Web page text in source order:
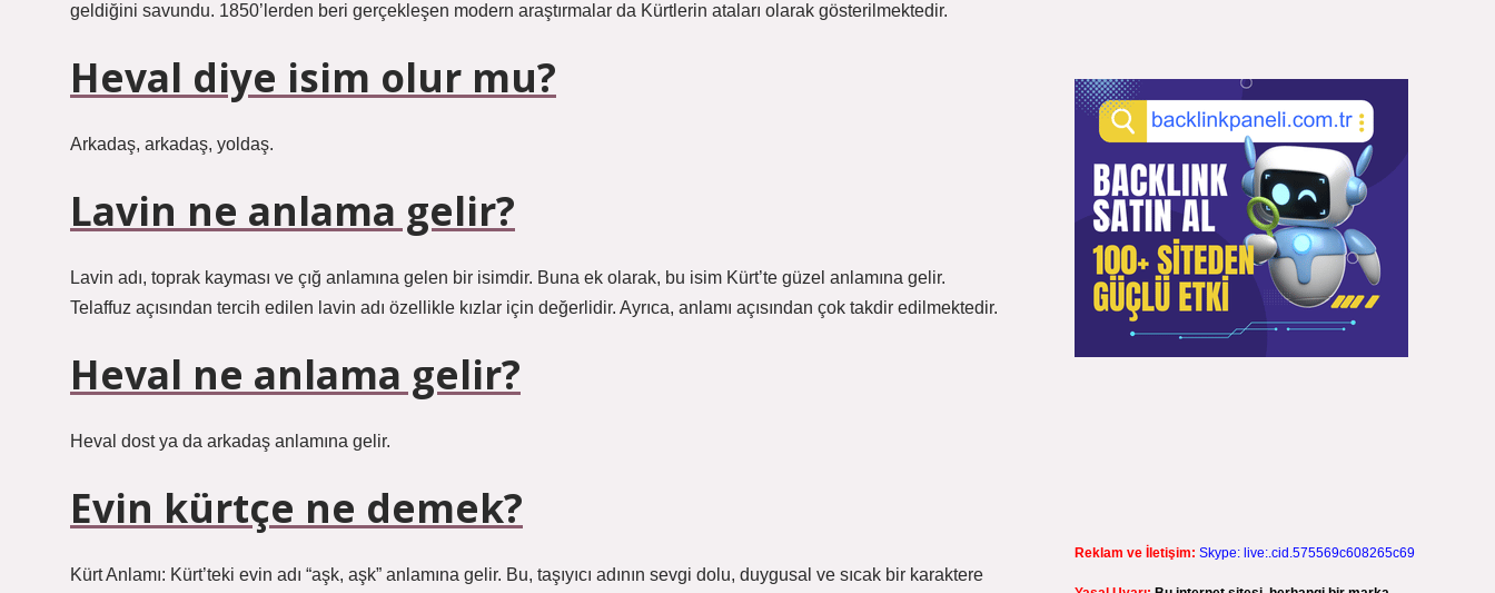
geldiğini savundu. 1850’lerden beri gerçekleşen modern araştırmalar da Kürtlerin ataları olarak gösterilmektedir.
Heval diye isim olur mu?
Arkadaş, arkadaş, yoldaş.
Lavin ne anlama gelir?
Lavin adı, toprak kayması ve çığ anlamına gelen bir isimdir. Buna ek olarak, bu isim Kürt’te güzel anlamına gelir.
Telaffuz açısından tercih edilen lavin adı özellikle kızlar için değerlidir. Ayrıca, anlamı açısından çok takdir edilmektedir.
Heval ne anlama gelir?
Heval dost ya da arkadaş anlamına gelir.
Evin kürtçe ne demek?
Kürt Anlamı: Kürt’teki evin adı “aşk, aşk” anlamına gelir. Bu, taşıyıcı adının sevgi dolu, duygusal ve sıcak bir karaktere
Reklam ve İletişim: Skype: live:.cid.575569c608265c69